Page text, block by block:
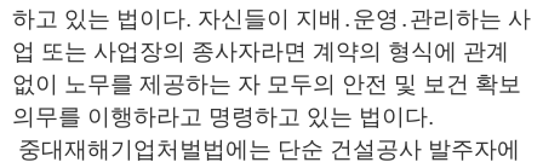
하고 있는 법이다. 자신들이 지배․운영․관리하는 사
업 또는 사업장의 종사자라면 계약의 형식에 관계
없이 노무를 제공하는 자 모두의 안전 및 보건 확보
의무를 이행하라고 명령하고 있는 법이다.
중대재해기업처벌법에는 단순 건설공사 발주자에